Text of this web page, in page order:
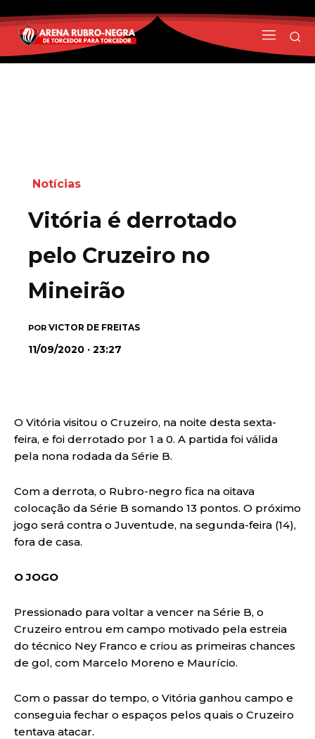
Notícias
Vitória é derrotado
pelo Cruzeiro no
Mineirão
POR VICTOR DE FREITAS
11/09/2020 · 23:27
O Vitória visitou o Cruzeiro, na noite desta sexta-
feira, e foi derrotado por 1 a 0. A partida foi válida
pela nona rodada da Série B.
Com a derrota, o Rubro-negro fica na oitava
colocação da Série B somando 13 pontos. O próximo
jogo será contra o Juventude, na segunda-feira (14),
fora de casa.
O JOGO
Pressionado para voltar a vencer na Série B, o
Cruzeiro entrou em campo motivado pela estreia
do técnico Ney Franco e criou as primeiras chances
de gol, com Marcelo Moreno e Maurício.
Com o passar do tempo, o Vitória ganhou campo e
conseguia fechar o espaços pelos quais o Cruzeiro
tentava atacar.